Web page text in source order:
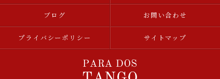
ブログ お問い合わせ
プライバシーポリシー サイトマップ